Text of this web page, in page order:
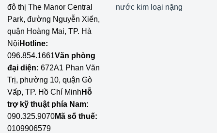
đô thị The Manor Central
Park, đường Nguyễn Xiển,
quận Hoàng Mai, TP. Hà
Nội Hotline:
096.854.1661Văn phòng
đại diện: 672A1 Phan Văn
Trị, phường 10, quận Gò
Vấp, TP. Hồ Chí Minh Hỗ
trợ kỹ thuật phía Nam:
090.325.9070Mã số thuế:
0109906579
nước kim loại nặng